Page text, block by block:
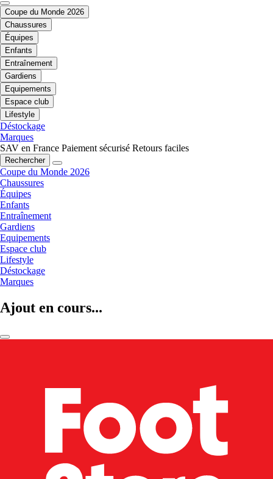
Coupe du Monde 2026
Chaussures
Équipes
Enfants
Entraînement
Gardiens
Equipements
Espace club
Lifestyle
Déstockage
Marques
SAV en France Paiement sécurisé Retours faciles
Rechercher
Coupe du Monde 2026
Chaussures
Équipes
Enfants
Entraînement
Gardiens
Equipements
Espace club
Lifestyle
Déstockage
Marques
Ajout en cours...